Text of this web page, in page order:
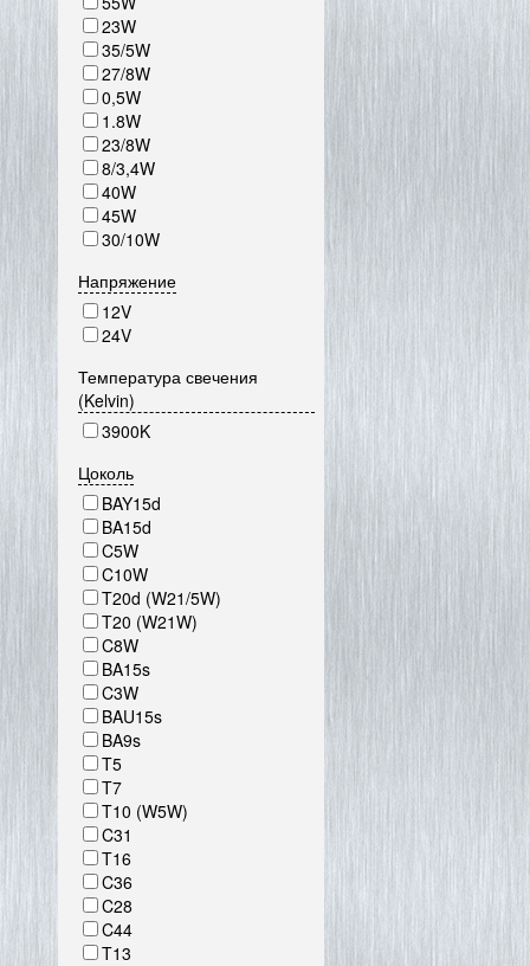
23W
35/5W
27/8W
0,5W
1.8W
23/8W
8/3,4W
40W
45W
30/10W
Напряжение
12V
24V
Температура свечения
(Kelvin)
3900K
Цоколь
BAY15d
BA15d
C5W
C10W
T20d (W21/5W)
T20 (W21W)
C8W
BA15s
C3W
BAU15s
BA9s
T5
T7
T10 (W5W)
C31
T16
C36
C28
C44
T13